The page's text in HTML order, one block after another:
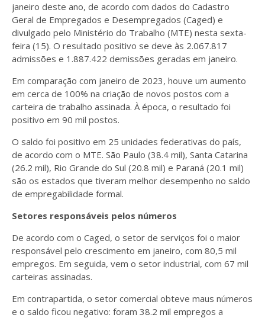
janeiro deste ano, de acordo com dados do Cadastro
Geral de Empregados e Desempregados (Caged) e
divulgado pelo Ministério do Trabalho (MTE) nesta sexta-
feira (15). O resultado positivo se deve às 2.067.817
admissões e 1.887.422 demissões geradas em janeiro.
Em comparação com janeiro de 2023, houve um aumento
em cerca de 100% na criação de novos postos com a
carteira de trabalho assinada. À época, o resultado foi
positivo em 90 mil postos.
O saldo foi positivo em 25 unidades federativas do país,
de acordo com o MTE. São Paulo (38.4 mil), Santa Catarina
(26.2 mil), Rio Grande do Sul (20.8 mil) e Paraná (20.1 mil)
são os estados que tiveram melhor desempenho no saldo
de empregabilidade formal.
Setores responsáveis pelos números
De acordo com o Caged, o setor de serviços foi o maior
responsável pelo crescimento em janeiro, com 80,5 mil
empregos. Em seguida, vem o setor industrial, com 67 mil
carteiras assinadas.
Em contrapartida, o setor comercial obteve maus números
e o saldo ficou negativo: foram 38.2 mil empregos a